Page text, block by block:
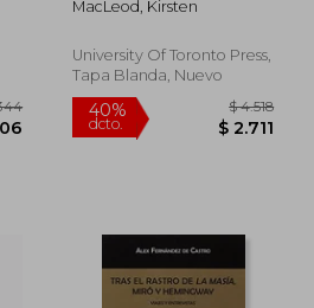
and Cultural
Inglés)
MacLeod, Kirsten
University Of Toronto Press,
Tapa Blanda, Nuevo